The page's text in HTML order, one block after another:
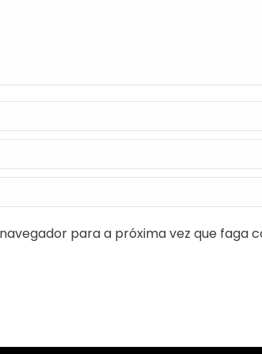
para a próxima vez que faga